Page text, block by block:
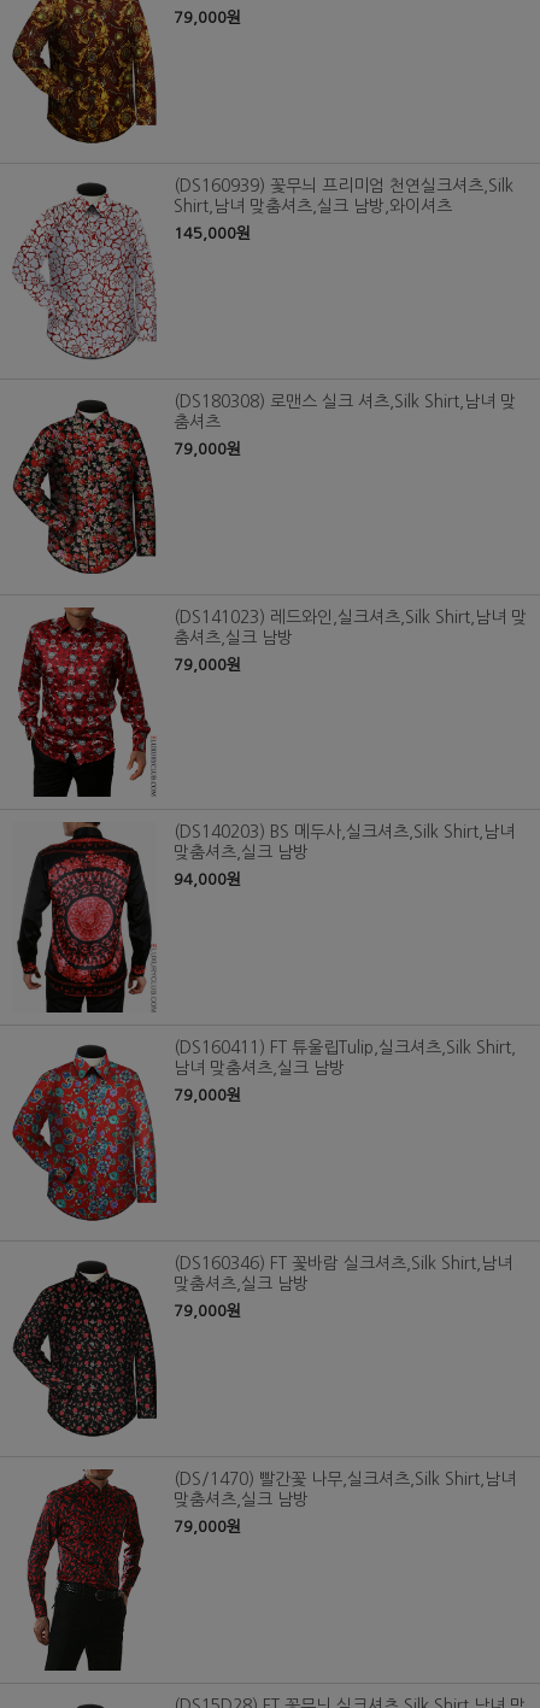
79,000원
(DS160939) 꽃무늬 프리미엄 천연실크셔츠,Silk
Shirt,남녀 맞춤셔츠,실크 남방,와이셔츠
145,000원
(DS180308) 로맨스 실크 셔츠,Silk Shirt,남녀 맞
춤셔츠
79,000원
(DS141023) 레드와인,실크셔츠,Silk Shirt,남녀 맞
춤셔츠,실크 남방
79,000원
(DS140203) BS 메두사,실크셔츠,Silk Shirt,남녀
맞춤셔츠,실크 남방
94,000원
(DS160411) FT 튜울립Tulip,실크셔츠,Silk Shirt,
남녀 맞춤셔츠,실크 남방
79,000원
(DS160346) FT 꽃바람 실크셔츠,Silk Shirt,남녀
맞춤셔츠,실크 남방
79,000원
(DS/1470) 빨간꽃 나무,실크셔츠,Silk Shirt,남녀
맞춤셔츠,실크 남방
79,000원